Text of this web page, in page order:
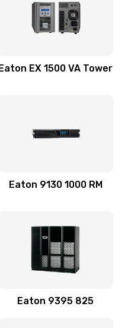
EX 1500 VA Tower
Eaton 9130 1000 RM
Eaton 9395 825